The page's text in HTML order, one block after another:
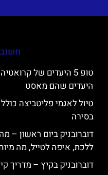
טופ 5 היעדים של
היעדים שהם מאסט
טיול לאגמי פליטביצה
בסירה
דוברובניק ביום ראשון –
ללכת, איפה לטייל, מה
דוברובניק בקיץ – מדריך